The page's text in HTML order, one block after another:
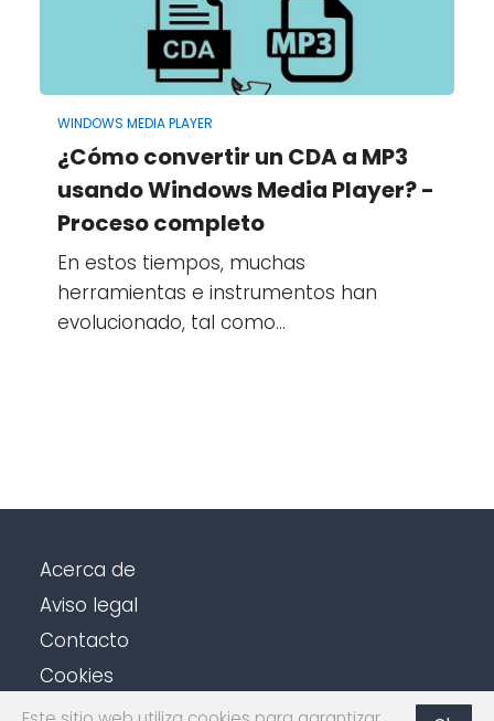
WINDOWS MEDIA PLAYER
¿Cómo convertir un CDA a MP3
usando Windows Media Player? -
Proceso completo
En estos tiempos, muchas
herramientas e instrumentos han
evolucionado, tal como…
Acerca de
Aviso legal
Contacto
Cookies
Política de privacidad